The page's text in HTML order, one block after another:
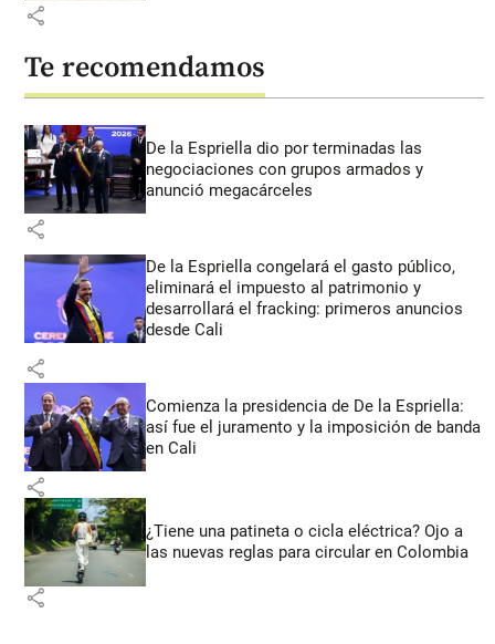
share
Te recomendamos
De la Espriella dio por terminadas las
negociaciones con grupos armados y
anunció megacárceles
share
De la Espriella congelará el gasto público,
eliminará el impuesto al patrimonio y
desarrollará el fracking: primeros anuncios
desde Cali
share
Comienza la presidencia de De la Espriella:
así fue el juramento y la imposición de banda
en Cali
share
¿Tiene una patineta o cicla eléctrica? Ojo a
las nuevas reglas para circular en Colombia
share